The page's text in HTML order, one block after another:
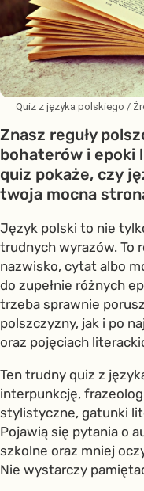
Quiz z języka polskiego /
Znasz reguły
bohaterów i epoki
quiz pokaże, czy
twoja mocna
Język polski to nie
trudnych wyrazów. To
nazwisko, cytat albo
do zupełnie różnych
trzeba sprawnie
polszczyzny, jak i po
oraz pojęciach
Ten trudny quiz z
interpunkcję,
stylistyczne, gatunki
Pojawią się pytania o
szkolne oraz mniej
Nie wystarczy